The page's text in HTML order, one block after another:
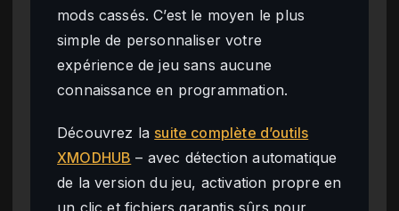
mods cassés. C’est le moyen le plus
simple de personnaliser votre
expérience de jeu sans aucune
connaissance en programmation.
Découvrez la suite complète d’outils
XMODHUB – avec détection automatique
de la version du jeu, activation propre en
un clic et fichiers garantis sûrs pour